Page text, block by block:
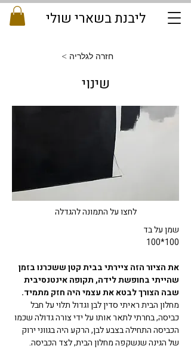
ליבנת בשארי שולי
< חזרה לגלריה
שינוי
לחצו על התמונה להגדלה
שמן על בד
100*100
את הציור הזה ציירתי בבית קטן ששכרנו בזמן
שהייתי בחופשת לידה, תקופה אינטנסיבית
שבה הצורך לבטא את עצמי היה חזק מתמיד.
מחלון הבית ראיתי סדין לבן וגדול תלוי על חבל
כביסה, בחרתי לתאר אותו על ידי צורה גדולה שכמו
הכביסה התחילה בצבע לבן, הרקע היה בגווני ירוק
של הגינה שנשקפה מחלון הבית, לצד הכביסה.